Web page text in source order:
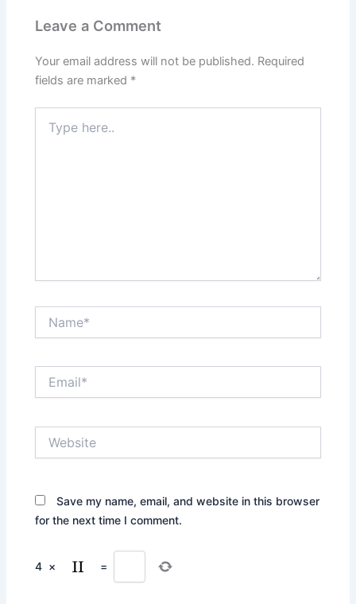
Leave a Comment
Your email address will not be published. Required
fields are marked *
here..
Save my name, email, and website in this browser
for the next time I comment.
4 × =